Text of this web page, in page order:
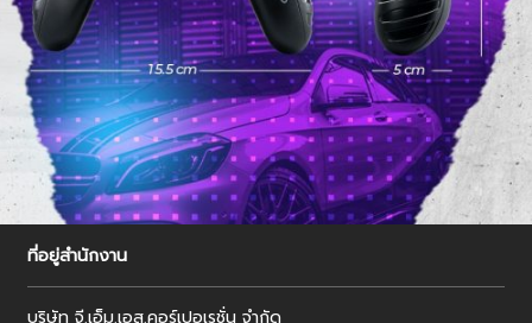
ที่อยู่สำนักงาน
บริษัท จี.เอ็ม.เอส.คอร์เปอเรชั่น จำกัด